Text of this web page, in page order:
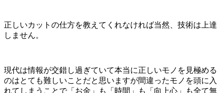
正しいカットの仕方を教えてくれなければ当然、技術は上達
しません。
現代は情報が交錯し過ぎていて本当に正しいモノを見極める
のはとても難しいことだと思いますが間違ったモノを頭に入
れてしまうことで「お金」も「時間」も「向上心」も全て無